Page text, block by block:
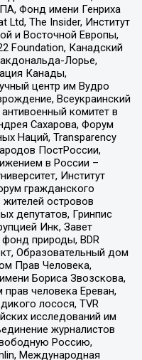
Фонд имени Генриха
Ltd, The Insider, Институт
и Восточной Европы,
Foundation, Канадский
Лорье,
Канады,
центр им Вудро
Всеукраинский
комитет в
Сахарова, Форум
Наций, Transparеncy
ПостРоссии,
в России –
Институт
гражданского
островов
депутатов, Гринпис
Инк, Завет
фонд природы, BDR
Образовательный дом
Прав Человека,
Бориса Звозскова,
человека Ереван,
лосося, TVR
исследований им
журналистов
Россию,
Международная